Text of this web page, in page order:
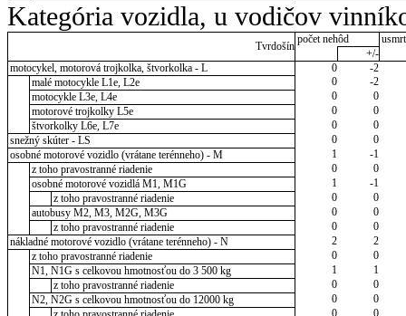
Kategória vozidla, u vodičov
Tvrdošín
počet nehôd
+/-
motocykel, motorová trojkolka, štvorkolka - L
0
-2
malé motocykle L1e, L2e
0
-2
motocykle L3e, L4e
0
0
motorové trojkolky L5e
0
0
štvorkolky L6e, L7e
0
0
snežný skúter - LS
0
0
osobné motorové vozidlo (vrátane terénneho) - M
1
-1
z toho pravostranné riadenie
0
0
osobné motorové vozidlá M1, M1G
1
-1
z toho pravostranné riadenie
0
0
autobusy M2, M3, M2G, M3G
0
0
z toho pravostranné riadenie
0
0
nákladné motorové vozidlo (vrátane terénneho) - N
2
2
z toho pravostranné riadenie
0
0
N1, N1G s celkovou hmotnosťou do 3 500 kg
1
1
z toho pravostranné riadenie
0
0
N2, N2G s celkovou hmotnosťou do 12000 kg
0
0
0
0